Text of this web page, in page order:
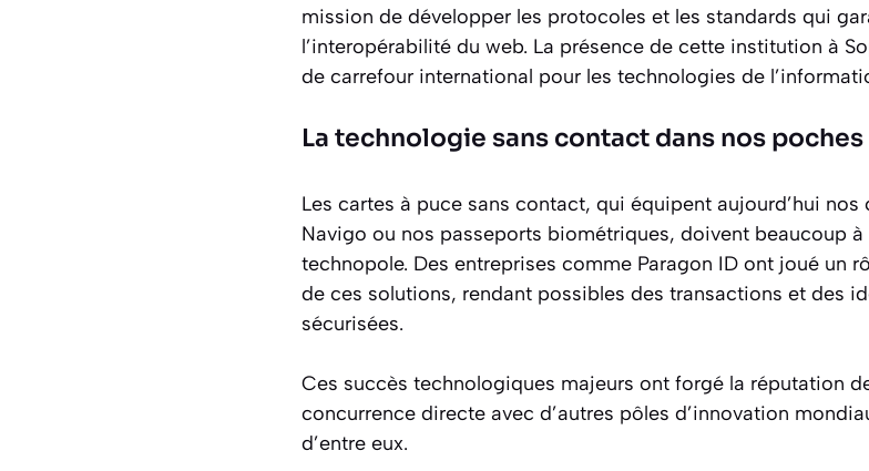
mission de développer les protocoles et les standards qui
l’interopérabilité du web. La présence de cette institution à
de carrefour international pour les technologies de
La technologie sans contact dans nos poches
Les cartes à puce sans contact, qui équipent aujourd’hui
Navigo ou nos passeports biométriques, doivent beaucoup à
technopole. Des entreprises comme Paragon ID ont joué un
de ces solutions, rendant possibles des transactions et des
sécurisées.
Ces succès technologiques majeurs ont forgé la réputation
concurrence directe avec d’autres pôles d’innovation
d’entre eux.